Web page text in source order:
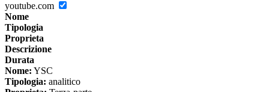
youtube.com
Nome
Tipologia
Proprieta
Descrizione
Durata
Nome: YSC
Tipologia: analitico